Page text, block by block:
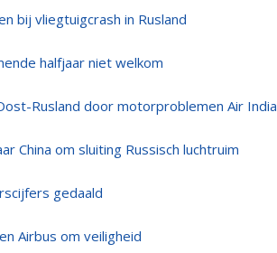
bij vliegtuigcrash in Rusland
halfjaar niet welkom
Rusland door motorproblemen Air India
China om sluiting Russisch luchtruim
gedaald
Airbus om veiligheid